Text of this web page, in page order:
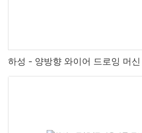
하성 - 양방향 와이어 드로잉 머